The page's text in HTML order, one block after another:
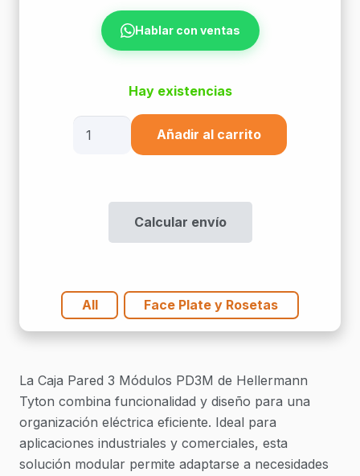
Hablar con ventas
Hay existencias
Añadir al carrito
Calcular envío
All Face Plate y Rosetas
La Caja Pared 3 Módulos PD3M de Hellermann
Tyton combina funcionalidad y diseño para una
organización eléctrica eficiente. Ideal para
aplicaciones industriales y comerciales, esta
solución modular permite adaptarse a necesidades